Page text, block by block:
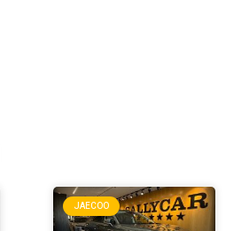
JAECOO